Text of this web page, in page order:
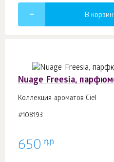
В
Nuage Freesia,
Коллекция ароматов Ciel
#108193
650 դր